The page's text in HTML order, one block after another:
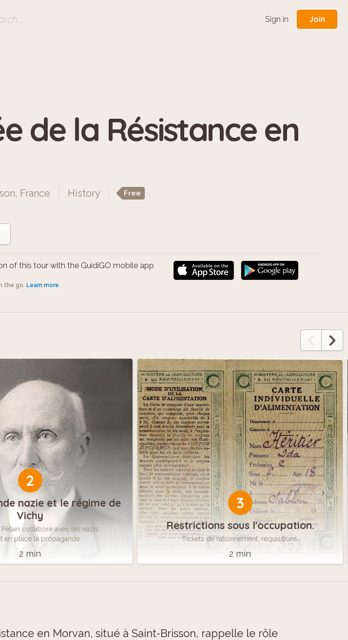
Sign in Join
de la Résistance en
France History Free
of this tour with the GuidiGO mobile app
the go. Learn more
2
nazie et le régime de
Vichy
Pétain collabore avec les nazis,
en place la propagande.
2 min
3
Restrictions sous l'occupation.
Tickets de rationnement, réquisitions.
2 min
en Morvan, situé à Saint-Brisson, rappelle le rôle